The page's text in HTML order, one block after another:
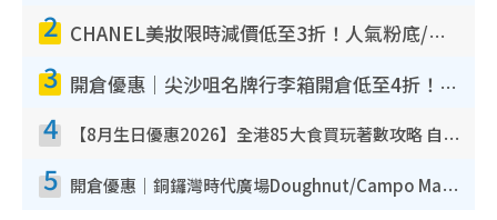
2 CHANEL美妝限時減價低至3折！人氣粉底/唇膏/精華液低至$275！COCO香水都有平
3 開倉優惠｜尖沙咀名牌行李箱開倉低至4折！一連5日 American Tourister/ace./Hallmark $200起！
4 【8月生日優惠2026】全港85大食買玩著數攻略 自助餐/火鍋放題同行免費＋誠品/DONKI送現金券
5 開倉優惠｜銅鑼灣時代廣場Doughnut/Campo Marzio開倉低至1折！背囊、書包、手袋劈價$200起